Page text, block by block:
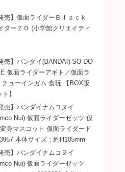
売】仮面ライダーＢｌａｃｋ
ーＺＯ (小学館クリエイティ
売】バンダイ(BANDAI) SO-DO
仮面ライダーアギト／仮面ラ
チューインガム 食玩 【BOX販
】
売】バンダイナムコヌイ
Nui) 仮面ライダーゼッツ 仮
身マスコット 仮面ライダード
本体サイズ：約H105mm
売】バンダイナムコヌイ
Nui) 仮面ライダーゼッツ